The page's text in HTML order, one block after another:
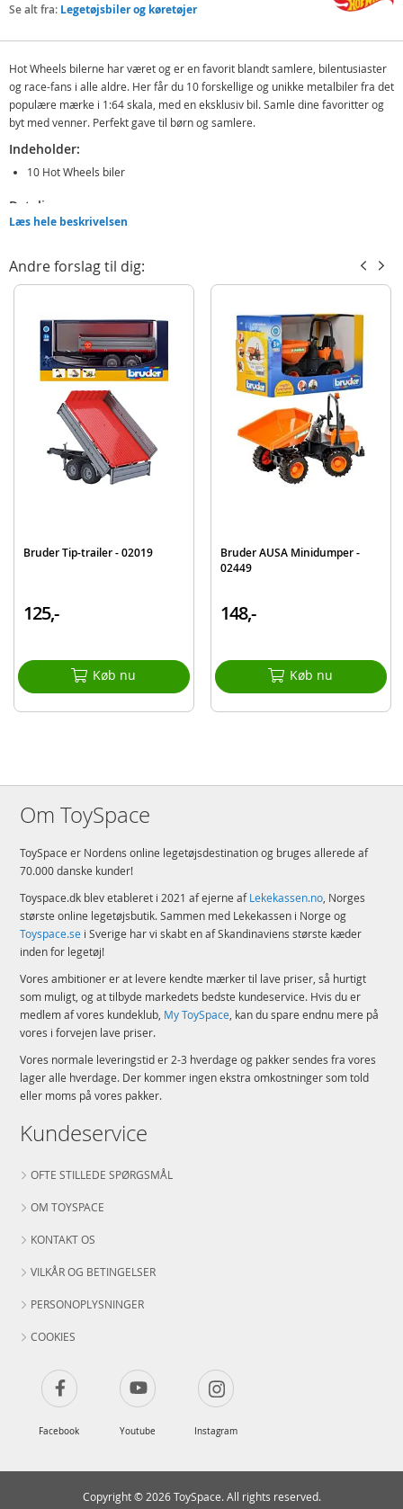
Se alt fra: Legetøjsbiler og køretøjer
Hot Wheels bilerne har været og er en favorit blandt samlere, bilentusiaster
og race-fans i alle aldre. Her får du 10 forskellige og unikke metalbiler fra det
populære mærke i 1:64 skala, med en eksklusiv bil. Samle dine favoritter og
byt med venner. Perfekt gave til børn og samlere.
Indeholder:
10 Hot Wheels biler
Detaljer:
Mål bil:1:64 skala
Alder: fra 3 år
BEMÆRK: Udvalg af biler kan variere fra pakke til pakke!
Produktdetaljer
74299548864
Læs hele beskrivelsen
Andre forslag til dig:
Bruder Tip-trailer - 02019
125,-
Køb nu
Bruder AUSA Minidumper -
02449
148,-
Køb nu
Om ToySpace
ToySpace er Nordens online legetøjsdestination og bruges allerede af
70.000 danske kunder!
Toyspace.dk blev etableret i 2021 af ejerne afLekekassen.no, Norges
største online legetøjsbutik. Sammen med Lekekassen i Norge og
Toyspace.se i Sverige har vi skabt en af Skandinaviens største kæder
inden for legetøj!
Vores ambitioner er at levere kendte mærker til lave priser, så hurtigt
som muligt, og at tilbyde markedets bedste kundeservice. Hvis du er
medlem af vores kundeklub, My ToySpace, kan du spare endnu mere på
vores i forvejen lave priser.
Vores normale leveringstid er 2-3 hverdage og pakker sendes fra vores
lager alle hverdage. Der kommer ingen ekstra omkostninger som told
eller moms på vores pakker.
Kundeservice
OFTE STILLEDE SPØRGSMÅL
OM TOYSPACE
KONTAKT OS
VILKÅR OG BETINGELSER
PERSONOPLYSNINGER
COOKIES
Facebook Youtube Instagram
Copyright © 2026 ToySpace. All rights reserved.